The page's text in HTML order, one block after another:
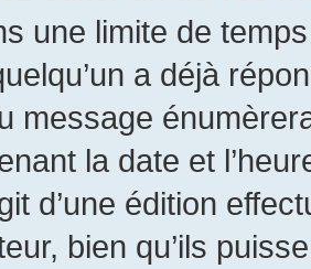
une limite de
a déjà
message
la date et
d’une édition
bien qu’ils